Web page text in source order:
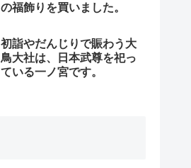
の福飾りを買いました。
初詣やだんじりで賑わう大
鳥大社は、日本武尊を祀っ
ている一ノ宮です。